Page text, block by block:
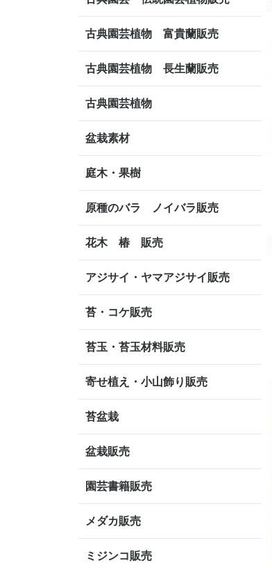
古典園芸植物 富貴蘭販売
古典園芸植物 長生蘭販売
古典園芸植物
盆栽素材
庭木・果樹
原種のバラ ノイバラ販売
花木 椿 販売
アジサイ・ヤマアジサイ販売
苔・コケ販売
苔玉・苔玉材料販売
寄せ植え・小山飾り販売
苔盆栽
盆栽販売
園芸書籍販売
メダカ販売
ミジンコ販売